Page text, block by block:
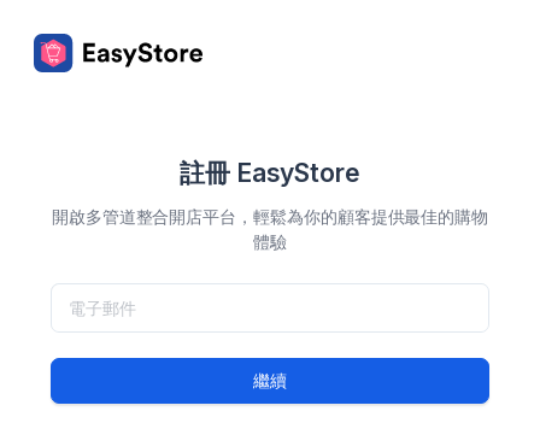
註冊 EasyStore
開啟多管道整合開店平台，輕鬆為你的顧客提供最佳的購物
體驗
繼續